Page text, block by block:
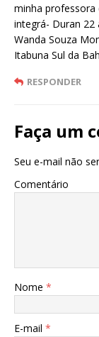
minha professora
integrá- Duran 22
Wanda Souza
Itabuna Sul da
RESPONDER
Faça um
Seu e-mail não
Comentário
Nome *
E-mail *